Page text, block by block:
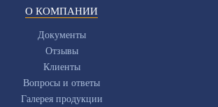
О КОМПАНИИ
Документы
Отзывы
Клиенты
Вопросы и ответы
Галерея продукции